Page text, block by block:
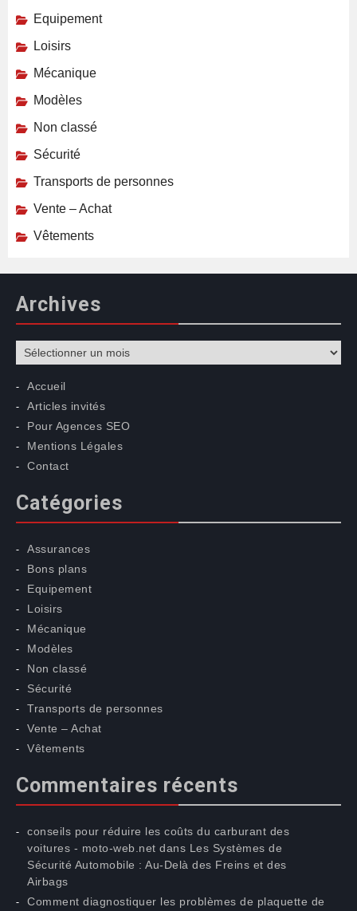
Equipement
Loisirs
Mécanique
Modèles
Non classé
Sécurité
Transports de personnes
Vente – Achat
Vêtements
Archives
Archives
Accueil
Articles invités
Pour Agences SEO
Mentions Légales
Contact
Catégories
Assurances
Bons plans
Equipement
Loisirs
Mécanique
Modèles
Non classé
Sécurité
Transports de personnes
Vente – Achat
Vêtements
Commentaires récents
conseils pour réduire les coûts du carburant des
voitures - moto-web.net dans Les Systèmes de
Sécurité Automobile : Au-Delà des Freins et des
Airbags
Comment diagnostiquer les problèmes de plaquette de